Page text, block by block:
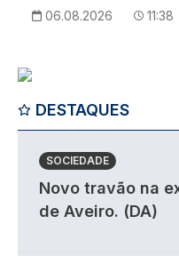
06.08.2026 11:38
DESTAQUES
SOCIEDADE
Novo travão na
de Aveiro. (DA)